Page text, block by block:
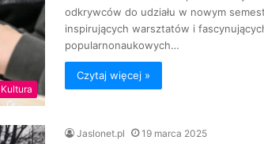
Kultura
odkrywców do udziału w nowym
inspirujących warsztatów i
popularnonaukowych…
Czytaj więcej »
Jaslonet.pl 19 marca 2025